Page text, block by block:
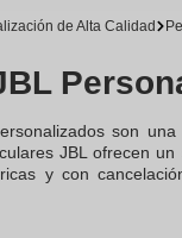
de Alta Calidad
son
JBL ofrecen
y con
y opciones de